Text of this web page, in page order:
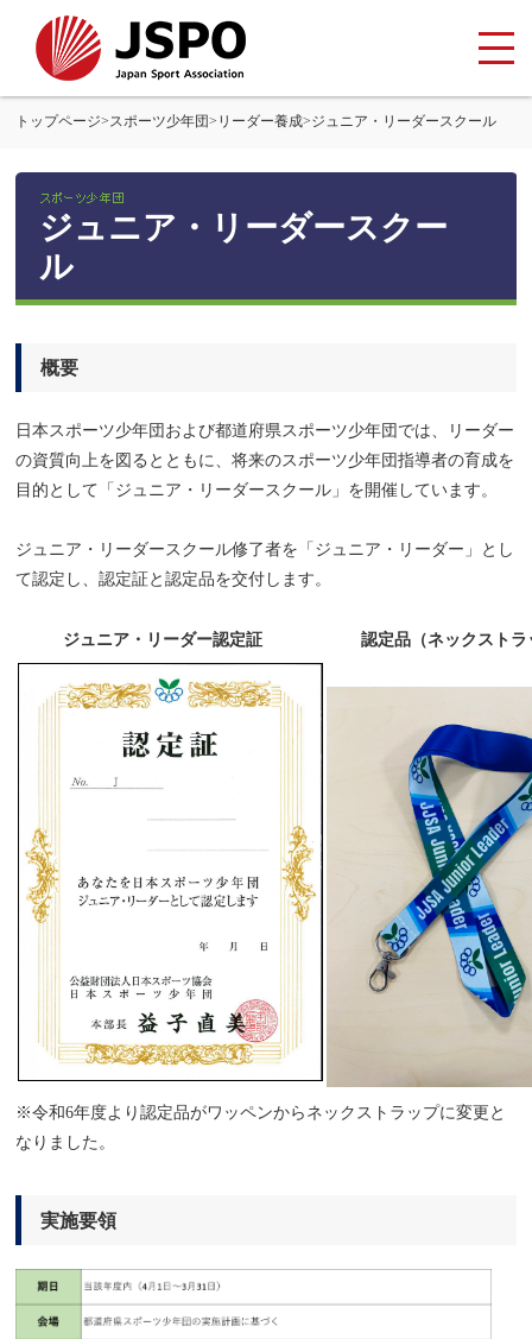
トップページ>スポーツ少年団> リーダー養成>ジュニア・リーダースクール
ジュニア・リーダースクー
ル
概要
日本スポーツ少年団および都道府県スポーツ少年団では、リーダー
の資質向上を図るとともに、将来のスポーツ少年団指導者の育成を
目的として「ジュニア・リーダースクール」を開催しています。
ジュニア・リーダースクール修了者を「ジュニア・リーダー」とし
て認定し、認定証と認定品を交付します。
ジュニア・リーダー認定証 認定品（ネックストラ
※令和6年度より認定品がワッペンからネックストラップに変更と
なりました。
実施要領